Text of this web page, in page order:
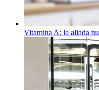
Vitamina A: la aliada